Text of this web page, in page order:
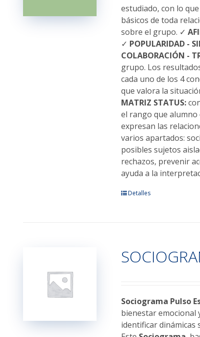
en
la
página
de
producto
estudiado, con lo
básicos de toda
sobre el grupo. ✓
✓ POPULARIDAD -
COLABORACIÓN -
grupo. Los
cada uno de los 4
que valora la
MATRIZ STATUS:
el rango que alumno
expresan las
varios apartados:
posibles sujetos
rechazos, prevenir
ayuda a la
Este
Las
opciones
elegir
en
la
Detalles
Sociograma Pulso
bienestar emocional
identificar dinámicas